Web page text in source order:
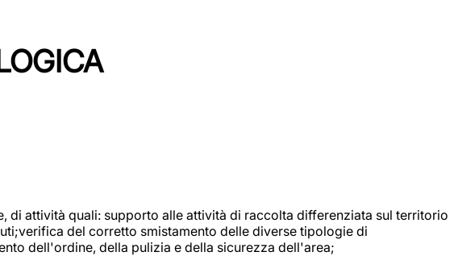
di attività quali: supporto alle attività di raccolta differenziata sul territorio
del corretto smistamento delle diverse tipologie di
dell'ordine, della pulizia e della sicurezza dell'area;